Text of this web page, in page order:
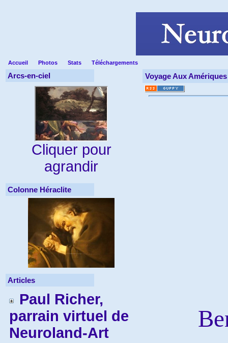
Accueil Photos Stats Téléchargements
Arcs-en-ciel
Cliquer pour
agrandir
Colonne Héraclite
Articles
Paul Richer,
parrain virtuel de
Neuroland-Art
Voyage Aux